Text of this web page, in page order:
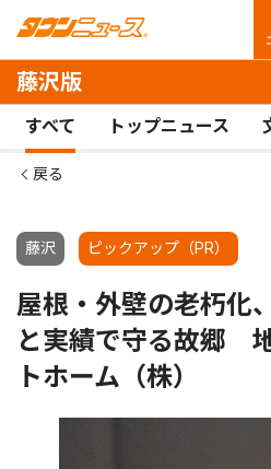
藤沢版
すべて トップニュース
戻る
藤沢 ピックアップ（PR）
屋根・外壁の老朽
と実績で守る故郷
トホーム（株）